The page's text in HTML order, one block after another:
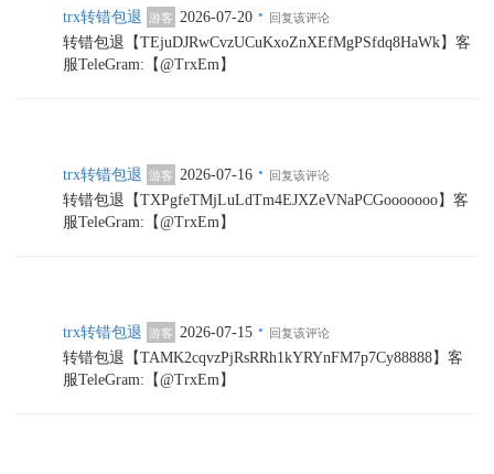
trx转错包退 游客 2026-07-20 · 回复该评论
转错包退【TEjuDJRwCvzUCuKxoZnXEfMgPSfdq8HaWk】客
服TeleGram:【@TrxEm】
trx转错包退 游客 2026-07-16 · 回复该评论
转错包退【TXPgfeTMjLuLdTm4EJXZeVNaPCGooooooo】客
服TeleGram:【@TrxEm】
trx转错包退 游客 2026-07-15 · 回复该评论
转错包退【TAMK2cqvzPjRsRRh1kYRYnFM7p7Cy88888】客
服TeleGram:【@TrxEm】